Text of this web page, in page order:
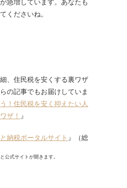
くださいね。
、住民税を安くする裏ワザ
の記事でもお届けしていま
！住民税を安く抑えたい人
ザ！ 』
納税ポータルサイト 』（総
公式サイトが開きます。